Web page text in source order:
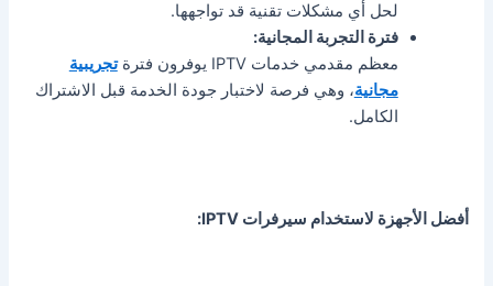
لحل أي مشكلات تقنية قد تواجهها.
فترة التجربة المجانية:
معظم مقدمي خدمات IPTV يوفرون فترة
تجريبية
مجانية، وهي فرصة لاختبار جودة الخدمة قبل الاشتراك
الكامل.
أفضل الأجهزة لاستخدام سيرفرات IPTV: